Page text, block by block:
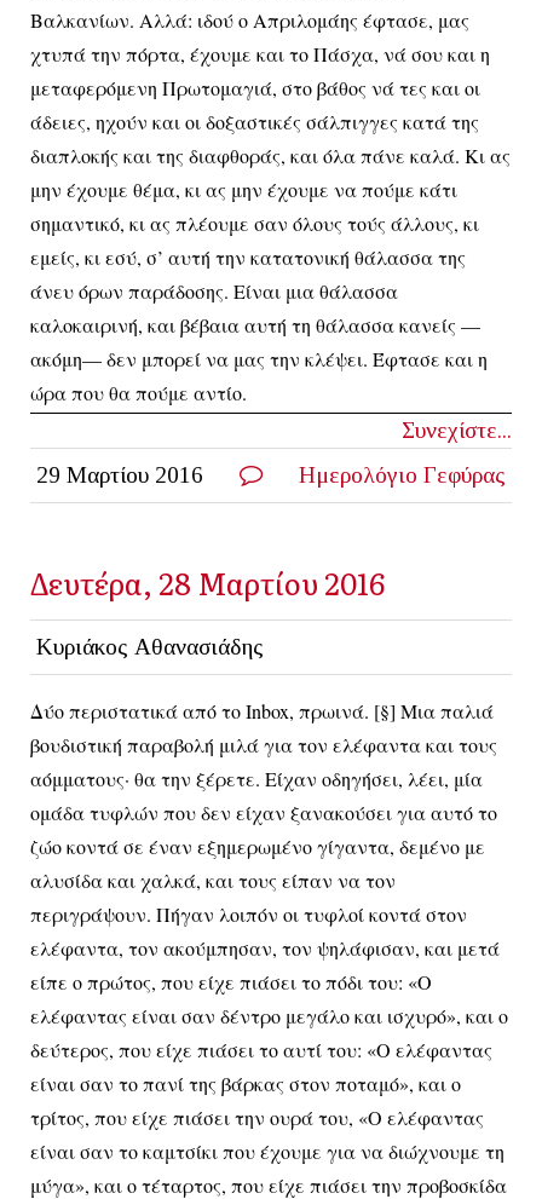
Βαλκανίων. Αλλά: ιδού ο Απριλομάης έφτασε, μας
χτυπά την πόρτα, έχουμε και το Πάσχα, νά σου και η
μεταφερόμενη Πρωτομαγιά, στο βάθος νά τες και οι
άδειες, ηχούν και οι δοξαστικές σάλπιγγες κατά της
διαπλοκής και της διαφθοράς, και όλα πάνε καλά. Κι ας
μην έχουμε θέμα, κι ας μην έχουμε να πούμε κάτι
σημαντικό, κι ας πλέουμε σαν όλους τούς άλλους, κι
εμείς, κι εσύ, σ’ αυτή την κατατονική θάλασσα της
άνευ όρων παράδοσης. Είναι μια θάλασσα
καλοκαιρινή, και βέβαια αυτή τη θάλασσα κανείς —
ακόμη— δεν μπορεί να μας την κλέψει. Έφτασε και η
ώρα που θα πούμε αντίο.
Συνεχίστε...
29 Μαρτίου 2016
Ημερολόγιο Γεφύρας
Δευτέρα, 28 Μαρτίου 2016
Κυριάκος Αθανασιάδης
Δύο περιστατικά από τοInbox, πρωινά. [§] Μια παλιά
βουδιστική παραβολή μιλά για τον ελέφαντα και τους
αόμματους· θα την ξέρετε. Είχαν οδηγήσει, λέει, μία
ομάδα τυφλών που δεν είχαν ξανακούσει για αυτό το
ζώο κοντά σε έναν εξημερωμένο γίγαντα, δεμένο με
αλυσίδα και χαλκά, και τους είπαν να τον
περιγράψουν. Πήγαν λοιπόν οι τυφλοί κοντά στον
ελέφαντα, τον ακούμπησαν, τον ψηλάφισαν, και μετά
είπε ο πρώτος, που είχε πιάσει το πόδι του: «Ο
ελέφαντας είναι σαν δέντρο μεγάλο και ισχυρό», και ο
δεύτερος, που είχε πιάσει το αυτί του: «Ο ελέφαντας
είναι σαν το πανί της βάρκας στον ποταμό», και ο
τρίτος, που είχε πιάσει την ουρά του, «Ο ελέφαντας
είναι σαν το καμτσίκι που έχουμε για να διώχνουμε τη
μύγα», και ο τέταρτος, που είχε πιάσει την προβοσκίδα